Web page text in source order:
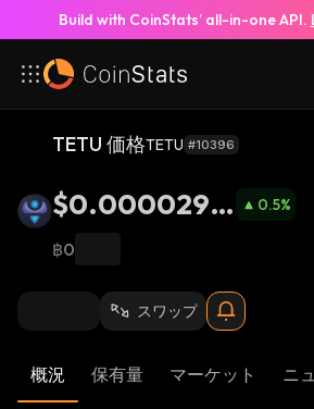
Build with CoinStats’ all-in-one API.
TETU 価格TETU #10396
$0.0000294
1
0.5%
฿0
スワップ
概況 保有量 マーケット ニ